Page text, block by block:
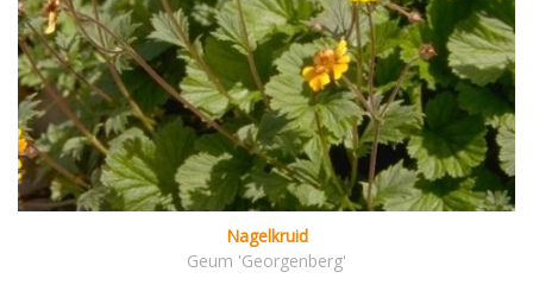
Nagelkruid
Geum 'Georgenberg'